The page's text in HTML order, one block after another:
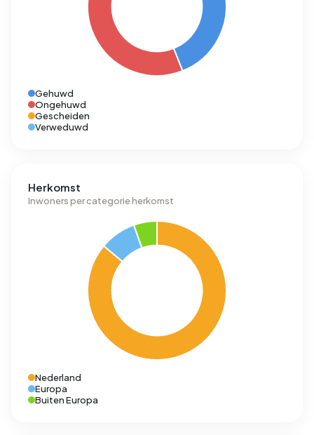
Gehuwd
Ongehuwd
Gescheiden
Verweduwd
Herkomst
Inwoners per categorie herkomst
Nederland
Europa
Buiten Europa